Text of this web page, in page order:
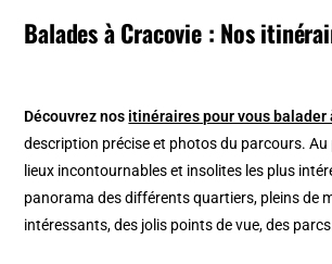
Balades à Cracovie : Nos
Découvrez nos itinéraires pour vous balader
description précise et photos du parcours. Au
lieux incontournables et insolites les plus
panorama des différents quartiers, pleins de
intéressants, des jolis points de vue, des